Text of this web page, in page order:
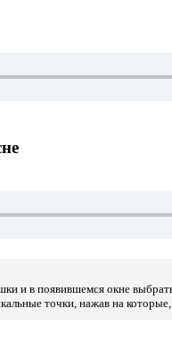
и в появившемся окне
точки, нажав на